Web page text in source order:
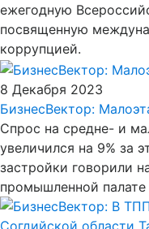
ежегодную
посвященную
коррупцией.
8 Декабря 2023
БизнесВектор:
Спрос на средне- и
увеличился на 9% за
застройки говорили
промышленной палате